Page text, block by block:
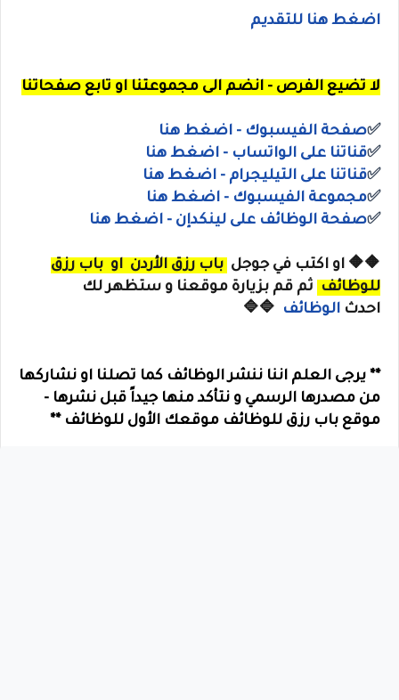
اضغط هنا للتقديم
لا تضيع الفرص - انضم الى مجموعتنا او تابع صفحاتنا
✅صفحة الفيسبوك - اضغط هنا
✅قناتنا على الواتساب - اضغط هنا
✅قناتنا على التيليجرام - اضغط هنا
✅مجموعة الفيسبوك - اضغط هنا
✅صفحة الوظائف على لينكدإن - اضغط هنا
🔶🔶 او اكتب في جوجل باب رزق الأردن او باب رزق
للوظائف
ثم قم بزيارة موقعنا و ستظهر لك
احدث الوظائف 🔷🔷
** يرجى العلم اننا ننشر الوظائف كما تصلنا او نشاركها
من مصدرها الرسمي و نتأكد منها جيداً قبل نشرها -
موقع باب رزق للوظائف موقعك الأول للوظائف **